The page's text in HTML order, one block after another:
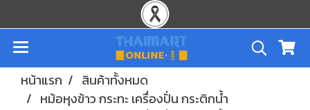
หน้าแรก
สินค้าทั้งหมด
หม้อหุงข้าว กระทะ เครื่องปั่น กระติกน้ำ